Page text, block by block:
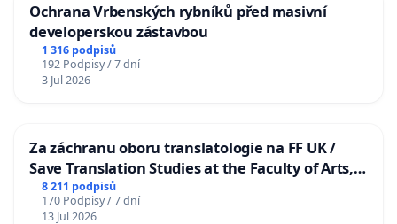
Ochrana Vrbenských rybníků před masivní
developerskou zástavbou
1 316 podpisů
192 Podpisy / 7 dní
3 Jul 2026
Za záchranu oboru translatologie na FF UK /
Save Translation Studies at the Faculty of Arts,
Charles University
8 211 podpisů
170 Podpisy / 7 dní
13 Jul 2026